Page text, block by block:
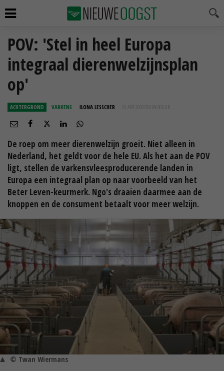
POV: 'Stel in heel Europa
integraal dierenwelzijnsplan
op'
ACHTERGROND VARKENS ILONA LESSCHER 01 APR 2020 OM 09:00
De roep om meer dierenwelzijn groeit. Niet alleen in
Nederland, het geldt voor de hele EU. Als het aan de POV
ligt, stellen de varkensvleesproducerende landen in
Europa een integraal plan op naar voorbeeld van het
Beter Leven-keurmerk. Ngo's draaien daarmee aan de
knoppen en de consument betaalt voor meer welzijn.
© Twan Wiermans